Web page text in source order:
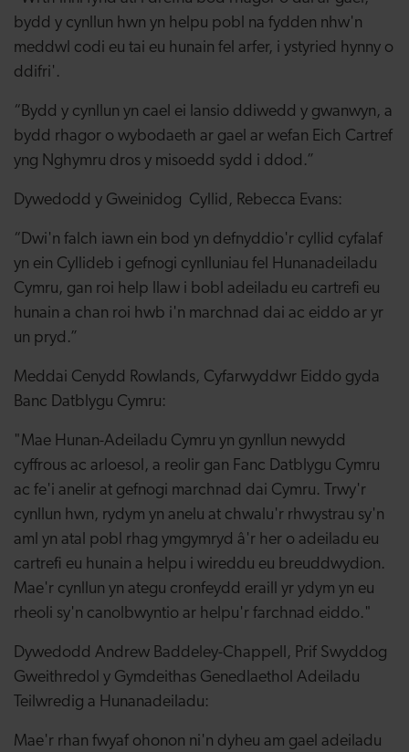
bydd y cynllun hwn yn helpu pobl na fydden nhw'n
meddwl codi eu tai eu hunain fel arfer, i ystyried hynny o
ddifri'.
“Bydd y cynllun yn cael ei lansio ddiwedd y gwanwyn, a
bydd rhagor o wybodaeth ar gael ar wefan Eich Cartref
yng Nghymru dros y misoedd sydd i ddod.”
Dywedodd y Gweinidog Cyllid, Rebecca Evans:
“Dwi'n falch iawn ein bod yn defnyddio'r cyllid cyfalaf
yn ein Cyllideb i gefnogi cynlluniau fel Hunanadeiladu
Cymru, gan roi help llaw i bobl adeiladu eu cartrefi eu
hunain a chan roi hwb i'n marchnad dai ac eiddo ar yr
un pryd.”
Meddai Cenydd Rowlands, Cyfarwyddwr Eiddo gyda
Banc Datblygu Cymru:
"Mae Hunan-Adeiladu Cymru yn gynllun newydd
cyffrous ac arloesol, a reolir gan Fanc Datblygu Cymru
ac fe'i anelir at gefnogi marchnad dai Cymru. Trwy'r
cynllun hwn, rydym yn anelu at chwalu'r rhwystrau sy'n
aml yn atal pobl rhag ymgymryd â'r her o adeiladu eu
cartrefi eu hunain a helpu i wireddu eu breuddwydion.
Mae'r cynllun yn ategu cronfeydd eraill yr ydym yn eu
rheoli sy'n canolbwyntio ar helpu'r farchnad eiddo."
Dywedodd Andrew Baddeley-Chappell, Prif Swyddog
Gweithredol y Gymdeithas Genedlaethol Adeiladu
Teilwredig a Hunanadeiladu:
Mae'r rhan fwyaf ohonon ni'n dyheu am gael adeiladu